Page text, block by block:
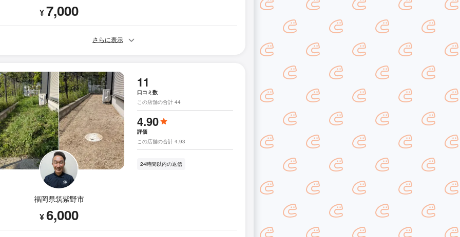
¥7,000
さらに表示
福岡県筑紫野市
¥6,000
11
口コミ数
この店舗の合計 44
4.90
評価
この店舗の合計 4.93
24時間以内の返信